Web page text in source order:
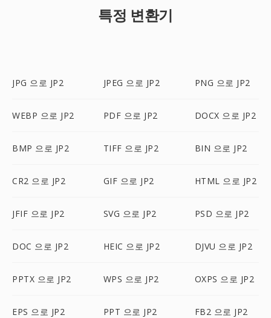
특정 변환기
JPG 으로 JP2 JPEG 으로 JP2 PNG 으로 JP2
WEBP 으로 JP2 PDF 으로 JP2 DOCX 으로 JP2
BMP 으로 JP2 TIFF 으로 JP2 BIN 으로 JP2
CR2 으로 JP2 GIF 으로 JP2 HTML 으로 JP2
JFIF 으로 JP2 SVG 으로 JP2 PSD 으로 JP2
DOC 으로 JP2 HEIC 으로 JP2 DJVU 으로 JP2
PPTX 으로 JP2 WPS 으로 JP2 OXPS 으로 JP2
EPS 으로 JP2 PPT 으로 JP2 FB2 으로 JP2